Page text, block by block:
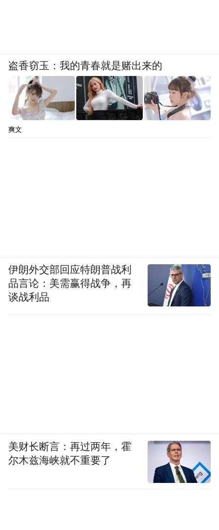
盗香窃玉：我的青春就是赌出来的
爽文
伊朗外交部回应特朗普战利
品言论：美需赢得战争，再
谈战利品
美财长断言：再过两年，霍
尔木兹海峡就不重要了